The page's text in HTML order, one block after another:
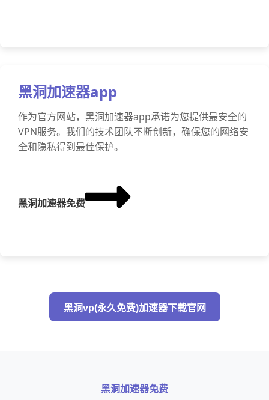
黑洞加速器app
作为官方网站，黑洞加速器app承诺为您提供最安全的
VPN服务。我们的技术团队不断创新，确保您的网络安
全和隐私得到最佳保护。
黑洞加速器免费
黑洞vp(永久免费)加速器下载官网
黑洞加速器免费